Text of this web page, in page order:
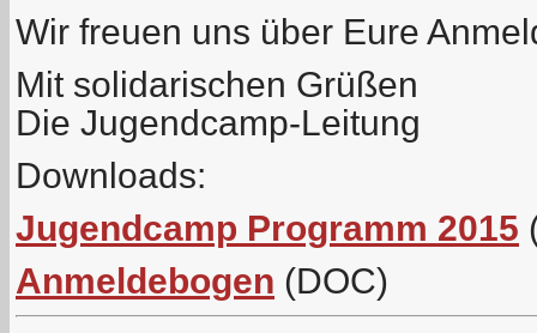
Wir freuen uns über Eure
Mit solidarischen Grüßen
Die Jugendcamp-Leitung
Downloads:
Jugendcamp Programm 2015
Anmeldebogen (DOC)